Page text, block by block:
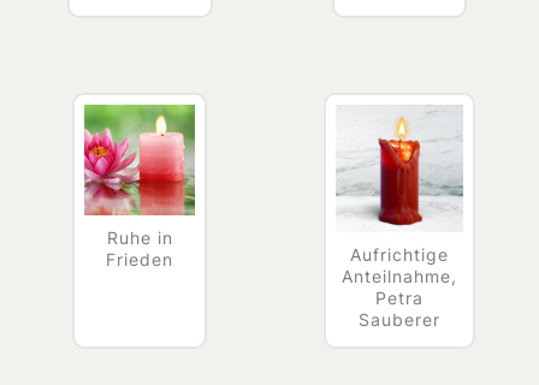
Ruhe in
Frieden
Aufrichtige
Anteilnahme,
Petra
Sauberer